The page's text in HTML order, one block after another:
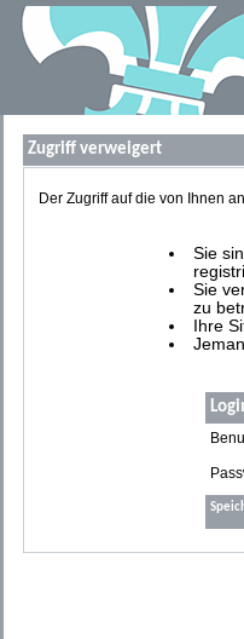
Zugriff verweigert
Der Zugriff auf die von Ihnen
Sie
Sie
zu
Ihre